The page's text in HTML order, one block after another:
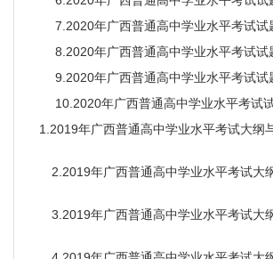
7.2020年广西普通高中学业水平考试试
8.2020年广西普通高中学业水平考试试
9.2020年广西普通高中学业水平考试试
10.2020年广西普通高中学业水平考试试
1.2019年广西普通高中学业水平考试大纲
2.2019年广西普通高中学业水平考试大
3.2019年广西普通高中学业水平考试大